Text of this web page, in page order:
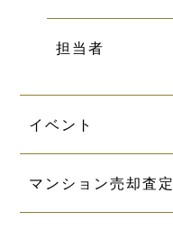
担当者
イベント
マンション売却査定